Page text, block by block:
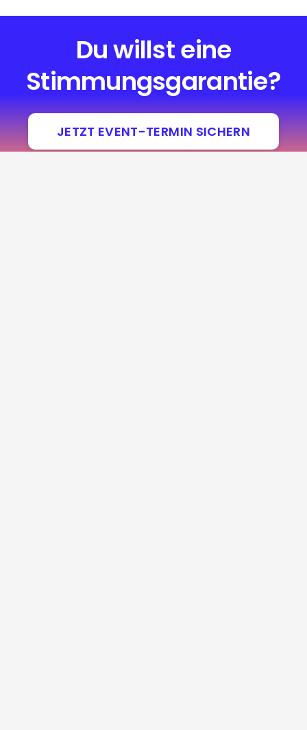
Du willst eine
Stimmungsgarantie?
JETZT EVENT-TERMIN SICHERN